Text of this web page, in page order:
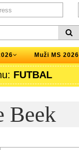
Muži MS 2026
FUTBAL
Beek